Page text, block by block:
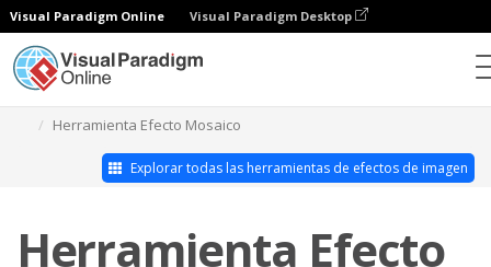
Visual Paradigm Online Visual Paradigm Desktop
Herramienta Efecto Mosaico
Explorar todas las herramientas de efectos de imagen
Herramienta Efecto